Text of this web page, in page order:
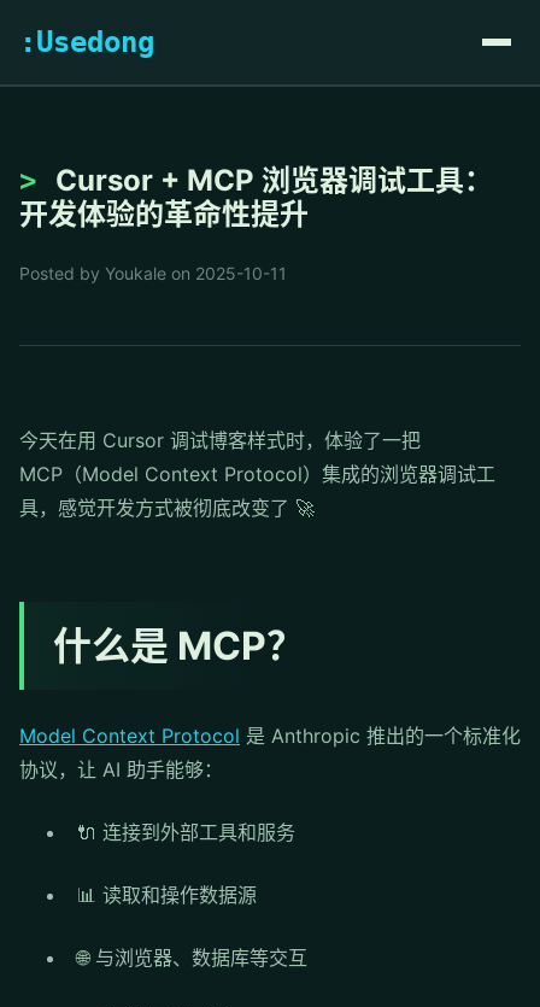
:Usedong
Cursor + MCP 浏览器调试工具：
开发体验的革命性提升
Posted by Youkale on 2025-10-11
今天在用 Cursor 调试博客样式时，体验了一把
MCP（Model Context Protocol）集成的浏览器调试工
具，感觉开发方式被彻底改变了 🚀
什么是 MCP？
Model Context Protocol 是 Anthropic 推出的一个标准化
协议，让 AI 助手能够：
🔌 连接到外部工具和服务
📊 读取和操作数据源
🌐 与浏览器、数据库等交互